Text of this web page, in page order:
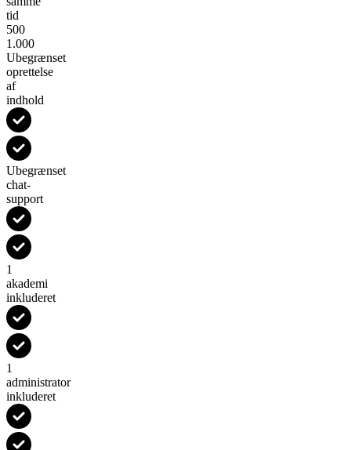
tid
500
1.000
Ubegrænset
oprettelse
af
indhold
Ubegrænset
chat-
support
1
akademi
inkluderet
1
administrator
inkluderet